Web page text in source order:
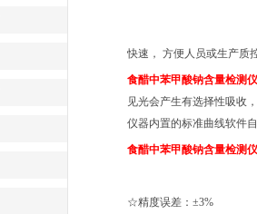
快速， 方便 人员或生产质
食醋中苯甲酸钠含量检测仪
见光会产生有选择性吸收
仪器内置的标准曲线软件
食醋中苯甲酸钠含量检测仪
☆精度误差：±3%